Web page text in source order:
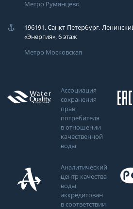
Метро Румянцево
196191, Санкт-Петербург,
«Энергия», 6 этаж
Метро Московская
Ассоциация
сохранения
прав
потребителя
в отношении
качественной
воды
Аналитический
центр качества
воды
аккредитован
в соответствии